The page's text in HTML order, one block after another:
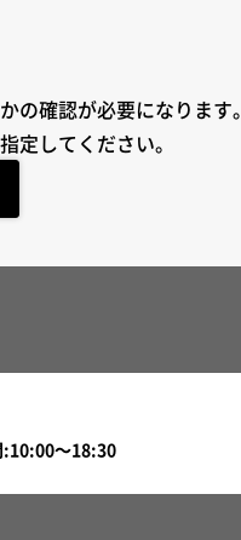
の確認が必要になります。
定してください。
: